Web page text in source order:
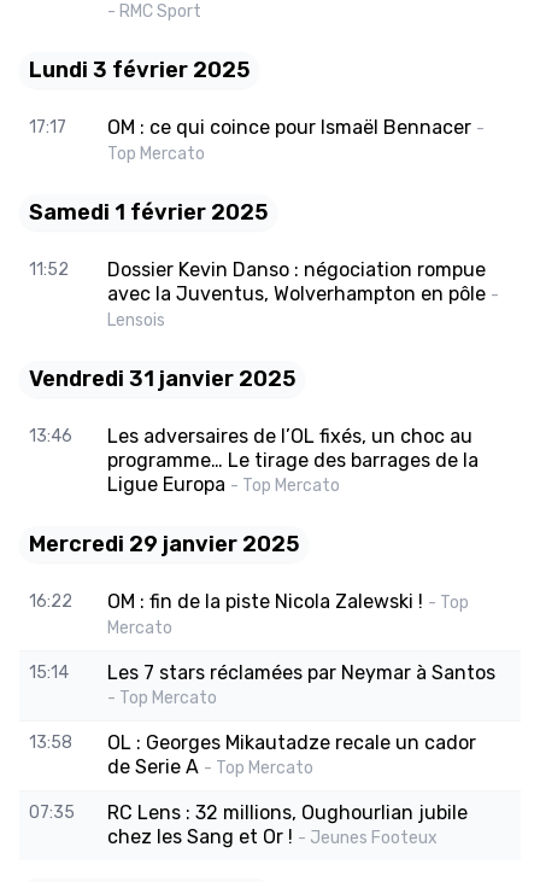
- RMC Sport
Lundi 3 février 2025
17:17 OM : ce qui coince pour Ismaël Bennacer -
Top Mercato
Samedi 1 février 2025
11:52
Dossier Kevin Danso : négociation rompue
avec la Juventus, Wolverhampton en pôle -
Lensois
Vendredi 31 janvier 2025
13:46
Les adversaires de l’OL fixés, un choc au
programme… Le tirage des barrages de la
Ligue Europa - Top Mercato
Mercredi 29 janvier 2025
16:22 OM : fin de la piste Nicola Zalewski ! - Top
Mercato
15:14 Les 7 stars réclamées par Neymar à Santos
- Top Mercato
13:58
OL : Georges Mikautadze recale un cador
de Serie A - Top Mercato
07:35
RC Lens : 32 millions, Oughourlian jubile
chez les Sang et Or ! - Jeunes Footeux